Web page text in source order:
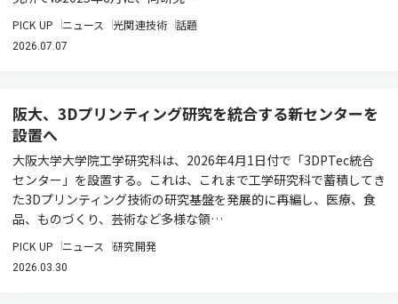
PICK UP ニュース 光関連技術 話題
2026.07.07
阪大、3Dプリンティング研究を統合する新センターを
設置へ
大阪大学大学院工学研究科は、2026年4月1日付で「3DPTec統合
センター」を設置する。これは、これまで工学研究科で蓄積してき
た3Dプリンティング技術の研究基盤を発展的に再編し、医療、食
品、ものづくり、芸術など多様な領…
PICK UP ニュース 研究開発
2026.03.30